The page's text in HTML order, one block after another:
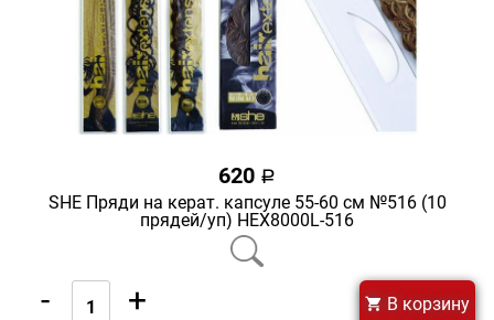
620 a
SHE Пряди на керат. капсуле 55-60 см №516 (10
прядей/уп) HEX8000L-516
- + В корзину